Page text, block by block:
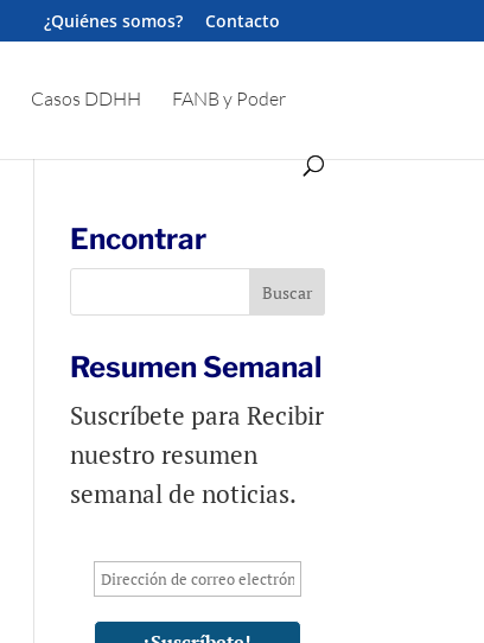
¿Quiénes somos? Contacto
Casos DDHH FANB y Poder
Encontrar
Resumen Semanal
Suscríbete para Recibir
nuestro resumen
semanal de noticias.